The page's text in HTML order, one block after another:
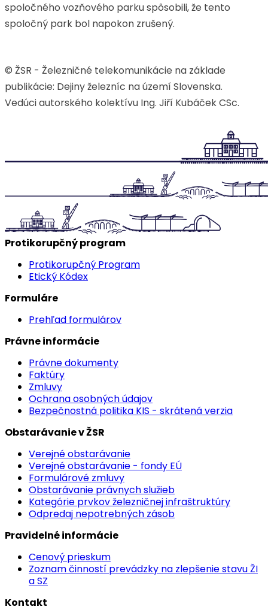
spoločného vozňového parku spôsobili, že tento
spoločný park bol napokon zrušený.
© ŽSR - Železničné telekomunikácie na základe
publikácie: Dejiny železníc na území Slovenska.
Vedúci autorského kolektívu Ing. Jiří Kubáček CSc.
Protikorupčný program
Protikorupčný Program
Etický Kódex
Formuláre
Prehľad formulárov
Právne informácie
Právne dokumenty
Faktúry
Zmluvy
Ochrana osobných údajov
Bezpečnostná politika KIS - skrátená verzia
Obstarávanie v ŽSR
Verejné obstarávanie
Verejné obstarávanie - fondy EÚ
Formulárové zmluvy
Obstarávanie právnych služieb
Kategórie prvkov železničnej infraštruktúry
Odpredaj nepotrebných zásob
Pravidelné informácie
Cenový prieskum
Zoznam činností prevádzky na zlepšenie stavu ŽI
a SZ
Kontakt